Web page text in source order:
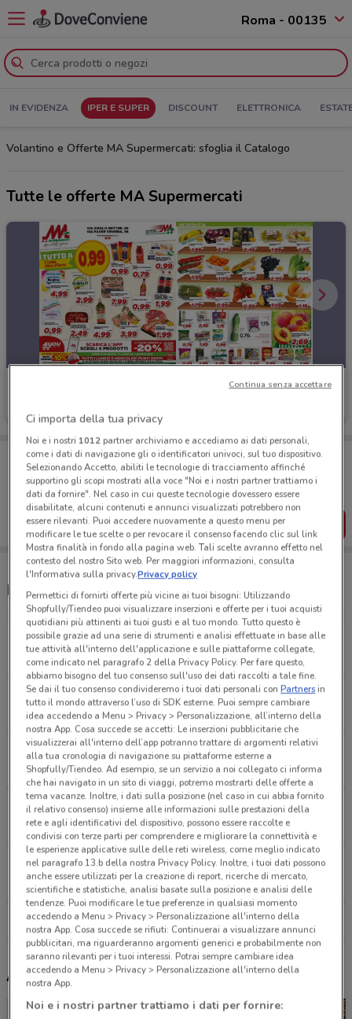
Roma - 00135
IN EVIDENZA IPER E SUPER DISCOUNT ELETTRONICA
Volantino e Offerte MA Supermercati: sfoglia il Catalogo
Tutte le offerte MA Supermercati
Porta DoveConviene sempre con te!
Puoi trovare le migliori offerte dei negozi vicino a te,
salvarle e creare la tua lista del risparmio, comodamente
dal tuo cellulare.
SCARICA L’APP
MA Supermercati e orari
Via Amalia Bettini,56 Roma
2.4 km
APERTO
Via F. Ozanam, 34/a Roma
6.4 km
APERTO
Via Tiburtina, 427/431 Roma
7.3 km
APERTO
Via Tiburtina, 472 Roma
7.5 km
APERTO
Via Prenestina, 150 Roma
7.8 km
APERTO
Tutti i negozi MA Supermercati
Altri volantini nelle vicinanze
Ci importa della tua privacy
Noi e i nostri 1012partner archiviamo e accediamo ai dati personali,
come i dati di navigazione gli o identificatori univoci, sul tuo dispositivo.
Selezionando Accetto, abiliti le tecnologie di tracciamento affinché
supportino gli scopi mostrati alla voce "Noi e i nostri partner trattiamo i
dati da fornire". Nel caso in cui queste tecnologie dovessero essere
disabilitate, alcuni contenuti e annunci visualizzati potrebbero non
essere rilevanti. Puoi accedere nuovamente a questo menu per
modificare le tue scelte o per revocare il consenso facendo clic sul link
Mostra finalità in fondo alla pagina web. Tali scelte avranno effetto nel
contesto del nostro Sito web. Per maggiori informazioni, consulta
l'Informativa sulla privacy.Privacy policy
Permettici di fornirti offerte più vicine ai tuoi bisogni: Utilizzando
Shopfully/Tiendeo puoi visualizzare inserzioni e offerte per i tuoi acquisti
quotidiani più attinenti ai tuoi gusti e al tuo mondo. Tutto questo è
possibile grazie ad una serie di strumenti e analisi effettuate in base alle
tue attività all'interno dell'applicazione e sulle piattaforme collegate,
come indicato nel paragrafo 2 della Privacy Policy. Per fare questo,
abbiamo bisogno del tuo consenso sull'uso dei dati raccolti a tale fine.
Se dai il tuo consenso condivideremo i tuoi dati personali conPartnersin
tutto il mondo attraverso l’uso di SDK esterne. Puoi sempre cambiare
idea accedendo a Menu > Privacy > Personalizzazione, all’interno della
nostra App. Cosa succede se accetti: Le inserzioni pubblicitarie che
visualizzerai all'interno dell’app potranno trattare di argomenti relativi
alla tua cronologia di navigazione su piattaforme esterne a
Shopfully/Tiendeo. Ad esempio, se un servizio a noi collegato ci informa
che hai navigato in un sito di viaggi, potremo mostrarti delle offerte a
tema vacanze. Inoltre, i dati sulla posizione (nel caso in cui abbia fornito
il relativo consenso) insieme alle informazioni sulle prestazioni della
rete e agli identificativi del dispositivo, possono essere raccolte e
condivisi con terze parti per comprendere e migliorare la connettività e
le esperienze applicative sulle delle reti wireless, come meglio indicato
nel paragrafo 13.b della nostra Privacy Policy. Inoltre, i tuoi dati possono
anche essere utilizzati per la creazione di report, ricerche di mercato,
scientifiche e statistiche, analisi basate sulla posizione e analisi delle
tendenze. Puoi modificare le tue preferenze in qualsiasi momento
accedendo a Menu > Privacy > Personalizzazione all'interno della
nostra App. Cosa succede se rifiuti: Continuerai a visualizzare annunci
pubblicitari, ma riguarderanno argomenti generici e probabilmente non
saranno rilevanti per i tuoi interessi. Potrai sempre cambiare idea
accedendo a Menu > Privacy > Personalizzazione all'interno della
nostra App.
Noi e i nostri partner trattiamo i dati per fornire:
Continua senza accettare